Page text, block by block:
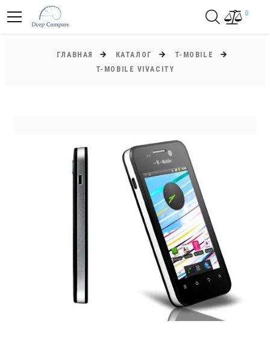
0
ГЛАВНАЯ КАТАЛОГ
T-MOBILE
T-MOBILE VIVACITY